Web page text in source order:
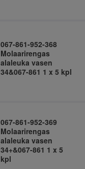
067-861-952-368
Molaarirengas
alaleuka vasen
34&067-861 1 x 5 kpl
067-861-952-369
Molaarirengas
alaleuka vasen
34+&067-861 1 x 5
kpl